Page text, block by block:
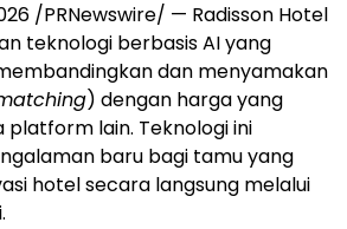
/PRNewswire/ — Radisson Hotel
teknologi berbasis AI yang
dan menyamakan
) dengan harga yang
platform lain. Teknologi ini
baru bagi tamu yang
hotel secara langsung melalui